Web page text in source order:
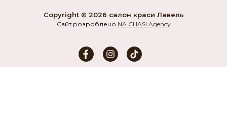
Copyright © 2026 салон краси Лавель
Сайт розроблено NA CHASI Agency